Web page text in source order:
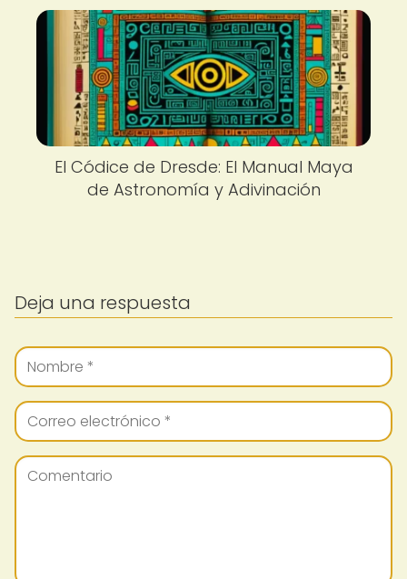
El Códice de Dresde: El Manual Maya
de Astronomía y Adivinación
Deja una respuesta